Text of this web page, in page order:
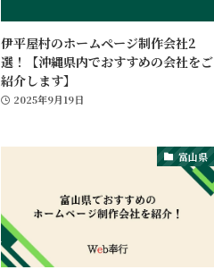
伊平屋村のホームページ制作会社2
選！【沖縄県内でおすすめの会社をご
紹介します】
2025年9月19日
富山県